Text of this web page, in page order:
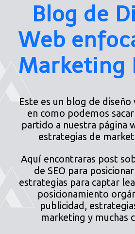
Blog de
Web
Marketing
Este es un blog de
en como podemos
partido a nuestra página
estrategias de
Aquí encontraras post
de SEO para
estrategias para captar
posicionamiento
publicidad,
marketing y muchas